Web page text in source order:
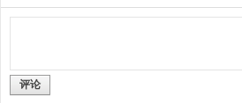
评论